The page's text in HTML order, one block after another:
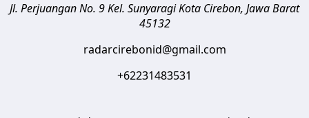
Jl. Perjuangan No. 9 Kel. SunyaragiKota Cirebon, Jawa Barat
45132
radarcirebonid@gmail.com
+62231483531